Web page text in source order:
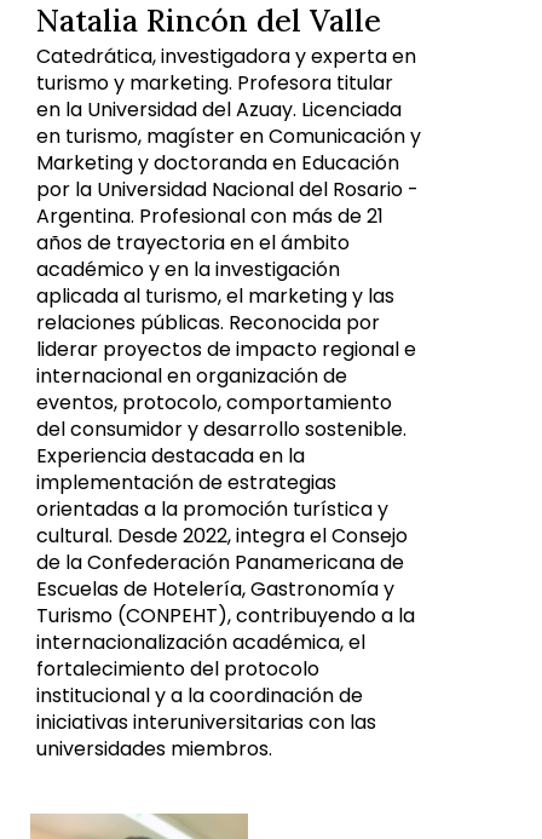
Natalia Rincón del Valle
Catedrática, investigadora y experta en
turismo y marketing. Profesora titular
en la Universidad del Azuay. Licenciada
en turismo, magíster en Comunicación y
Marketing y doctoranda en Educación
por la Universidad Nacional del Rosario -
Argentina. Profesional con más de 21
años de trayectoria en el ámbito
académico y en la investigación
aplicada al turismo, el marketing y las
relaciones públicas. Reconocida por
liderar proyectos de impacto regional e
internacional en organización de
eventos, protocolo, comportamiento
del consumidor y desarrollo sostenible.
Experiencia destacada en la
implementación de estrategias
orientadas a la promoción turística y
cultural. Desde 2022, integra el Consejo
de la Confederación Panamericana de
Escuelas de Hotelería, Gastronomía y
Turismo (CONPEHT), contribuyendo a la
internacionalización académica, el
fortalecimiento del protocolo
institucional y a la coordinación de
iniciativas interuniversitarias con las
universidades miembros.